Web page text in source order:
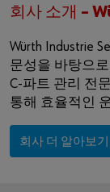
회사 소개 –
Würth Industrie
문성을 바탕으
C-파트 관리 전
통해 효율적인
회사 더 알아보기